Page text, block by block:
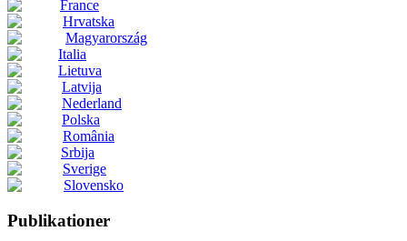
France
Hrvatska
Magyarország
Italia
Lietuva
Latvija
Nederland
Polska
România
Srbija
Sverige
Slovensko
Publikationer